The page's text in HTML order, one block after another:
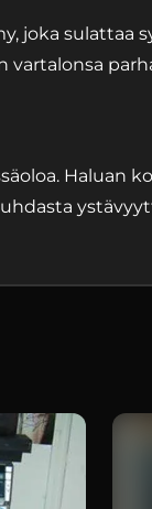
joka sulattaa
vartalonsa
Haluan